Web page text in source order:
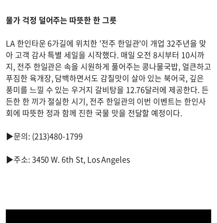
물가 걱정 덜어주는 따뜻한 한 그릇
LA 한인타운 6가길에 위치한 '전주 한일관'이 개업 32주년을 맞
아 고객 감사 특별 세일을 시작했다. 매일 오전 8시부터 10시까
지, 전주 한일관은 속을 시원하게 풀어주는 콩나물국밥, 얼큰하고
푸짐한 육개장, 담백하면서도 감칠맛이 살아 있는 북어국, 깊은
풍미를 느낄 수 있는 우거지 갈비탕을 12.76달러에 제공한다. 든
든한 한 끼가 절실한 시기, 전주 한일관의 이번 이벤트는 한인사
회에 따뜻한 정과 함께 진한 국물 맛을 전달할 예정이다.
▶문의: (213)480-1799
▶주소: 3450 W. 6th St, Los Angeles